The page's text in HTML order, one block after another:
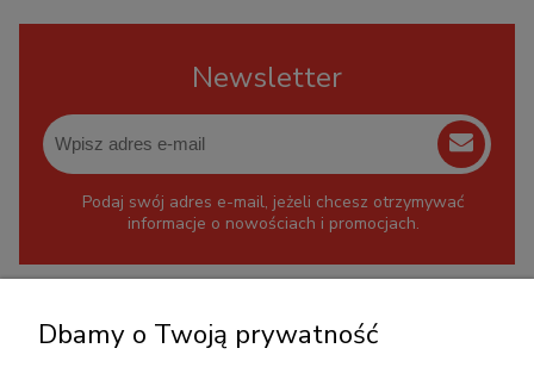
Newsletter
Podaj swój adres e-mail, jeżeli chcesz otrzymywać
informacje o nowościach i promocjach.
+48 717345566
Dbamy o Twoją prywatność